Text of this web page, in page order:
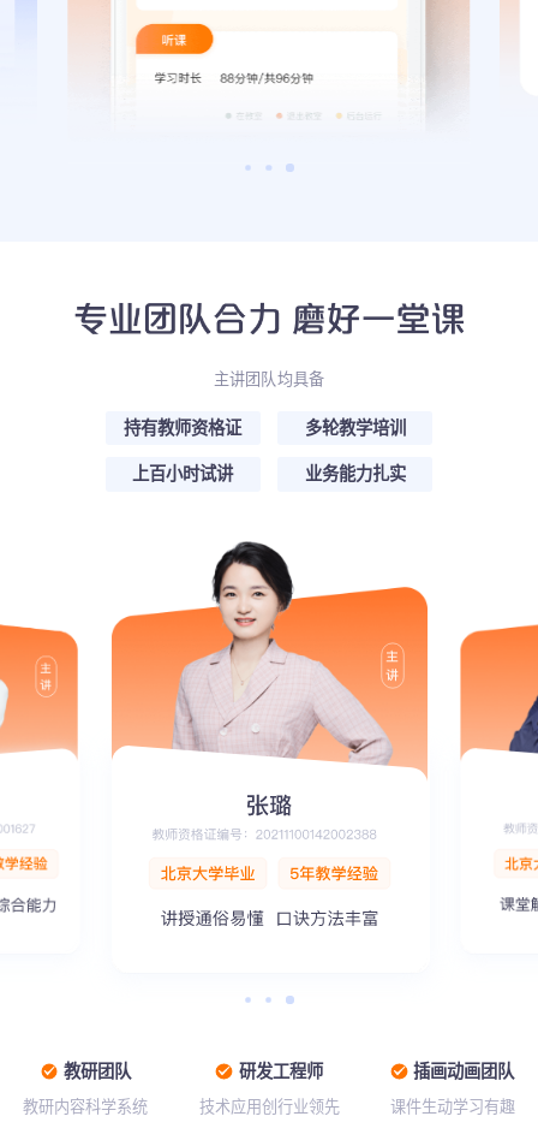
主讲团队均具备
持有教师资格证 多轮教学培训
上百小时试讲 业务能力扎实
教研团队
教研内容科学系统
研发工程师
技术应用创行业领先
插画动画团队
课件生动学习有趣